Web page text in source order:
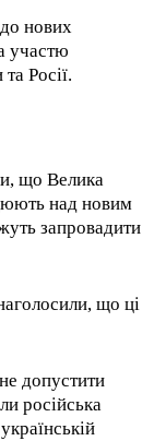
нових
участю
Росії.
що Велика
над новим
запровадити
що ці
допустити
російська